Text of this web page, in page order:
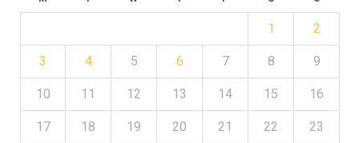
1 2
3 4 5 6 7 8 9
10 11 12 13 14 15 16
17 18 19 20 21 22 23